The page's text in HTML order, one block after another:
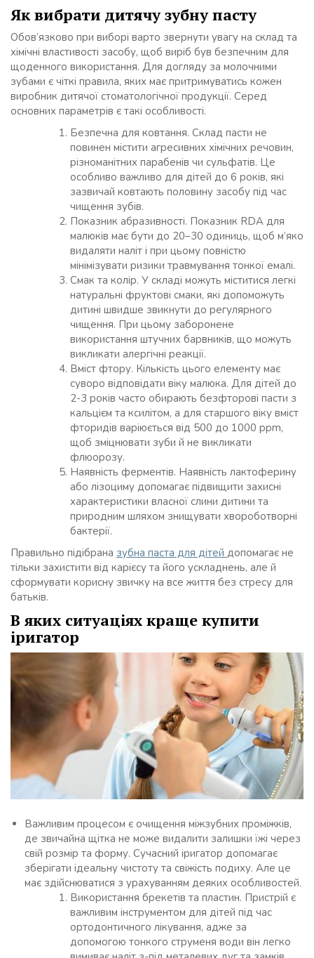
Як вибрати дитячу зубну пасту
Обов’язково при виборі варто звернути увагу на склад та
хімічні властивості засобу, щоб виріб був безпечним для
щоденного використання. Для догляду за молочними
зубами є чіткі правила, яких має притримуватись кожен
виробник дитячої стоматологічної продукції. Серед
основних параметрів є такі особливості.
Безпечна для ковтання. Склад пасти не
повинен містити агресивних хімічних речовин,
різноманітних парабенів чи сульфатів. Це
особливо важливо для дітей до 6 років, які
зазвичай ковтають половину засобу під час
чищення зубів.
Показник абразивності. Показник RDA для
малюків має бути до 20–30 одиниць, щоб м’яко
видаляти наліт і при цьому повністю
мінімізувати ризики травмування тонкої емалі.
Смак та колір. У складі можуть міститися легкі
натуральні фруктові смаки, які допоможуть
дитині швидше звикнути до регулярного
чищення. При цьому заборонене
використання штучних барвників, що можуть
викликати алергічні реакції.
Вміст фтору. Кількість цього елементу має
суворо відповідати віку малюка. Для дітей до
2-3 років часто обирають безфторові пасти з
кальцієм та ксилітом, а для старшого віку вміст
фторидів варіюється від 500 до 1000 ppm,
щоб зміцнювати зуби й не викликати
флюорозу.
Наявність ферментів. Наявність лактоферину
або лізоциму допомагає підвищити захисні
характеристики власної слини дитини та
природним шляхом знищувати хвороботворні
бактерії.
Правильно підібрана зубна паста для дітей допомагає не
тільки захистити від карієсу та його ускладнень, але й
сформувати корисну звичку на все життя без стресу для
батьків.
В яких ситуаціях краще купити
іригатор
Важливим процесом є очищення міжзубних проміжків,
де звичайна щітка не може видалити залишки їжі через
свій розмір та форму. Сучасний іригатор допомагає
зберігати ідеальну чистоту та свіжість подиху. Але це
має здійснюватися з урахуванням деяких особливостей.
Використання брекетів та пластин. Пристрій є
важливим інструментом для дітей під час
ортодонтичного лікування, адже за
допомогою тонкого струменя води він легко